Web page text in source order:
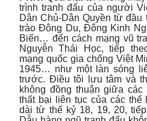
trình tranh đấu của người
Dân Chủ-Dân Quyền từ
trào Đông Du, Đông Kinh
Biến… đến cách mạng vũ
Nguyễn Thái Học, tiếp
mạng quốc gia chống Việt
1945… như một làn sóng
trước. Điều tôi lưu tâm và
không đồng thuận giữa
thất bại liên tục của các
dài từ thế kỷ 18, 19, 20,